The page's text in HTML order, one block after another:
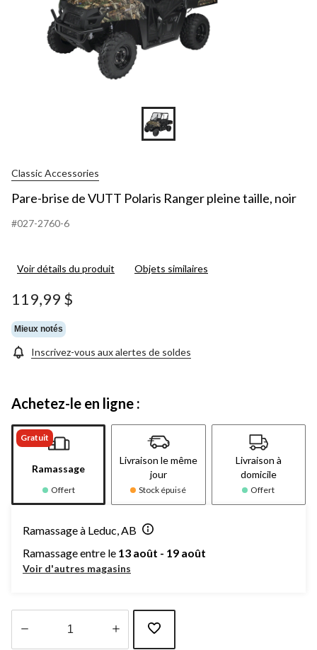
Classic Accessories
Pare-brise de VUTT Polaris Ranger pleine taille, noir
#027-2760-6
Voir détails du produit Objets similaires
119,99 $
Mieux notés
Inscrivez-vous aux alertes de soldes
Achetez-le en ligne :
Gratuit
Ramassage
Offert
Livraison le même
jour
Stock épuisé
Livraison à
domicile
Offert
Ramassage à Leduc, AB
Ramassage entre le 13 août - 19 août
Voir d'autres magasins